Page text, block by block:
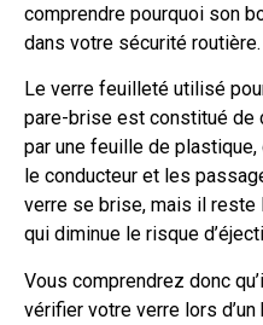
comprendre pourquoi son
dans votre sécurité routière.
Le verre feuilleté utilisé
pare-brise est constitué de
par une feuille de
le conducteur et les
verre se brise, mais il
qui diminue le risque
Vous comprendrez donc
vérifier votre verre lors